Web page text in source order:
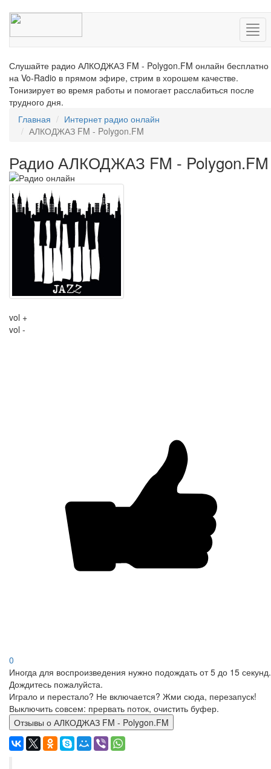
Слушайте радио АЛКОДЖАЗ FM - Polygon.FM онлайн бесплатно
на Vo-Radio в прямом эфире, стрим в хорошем качестве.
Тонизирует во время работы и помогает расслабиться после
трудного дня.
Главная
Интернет радио онлайн
АЛКОДЖАЗ FM - Polygon.FM
Радио АЛКОДЖАЗ FM - Polygon.FM
vol +
vol -
0
Иногда для воспроизведения нужно подождать от 5 до 15 секунд.
Дождитесь пожалуйста.
Играло и перестало? Не включается? Жми сюда, перезапуск!
Выключить совсем: прервать поток, очистить буфер.
Отзывы о АЛКОДЖАЗ FM - Polygon.FM